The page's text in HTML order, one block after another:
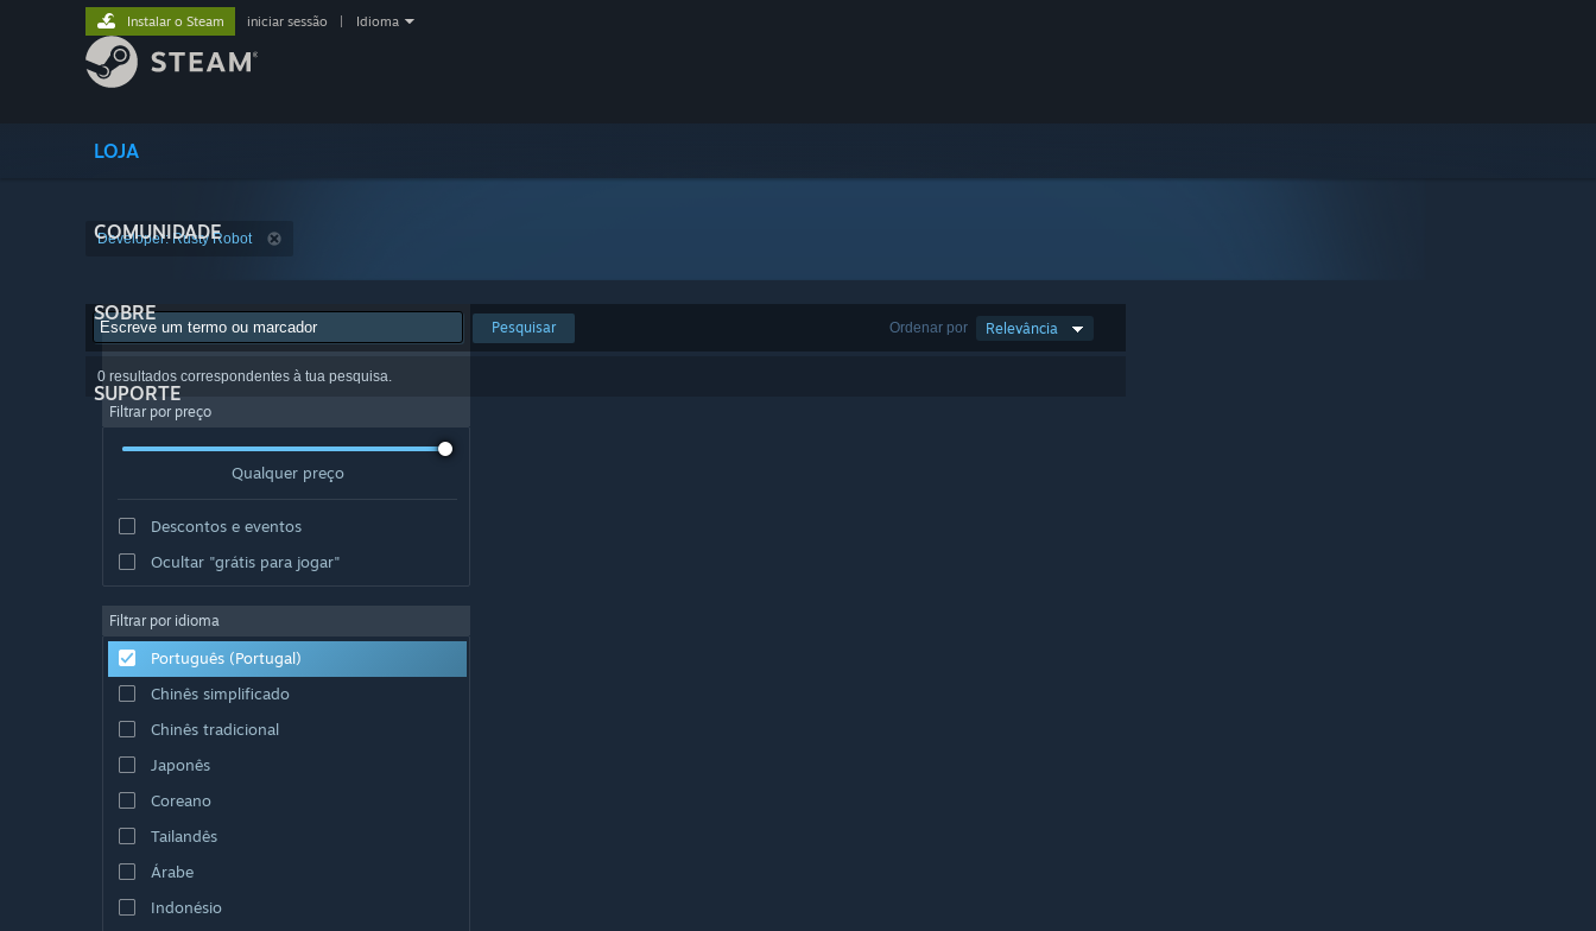
LOJA
COMUNIDADE
SOBRE
SUPORTE
Instalar o Steam iniciar sessão Idioma
Developer: Rusty Robot
Ordenar por Relevância
Pesquisar
0 resultados correspondentes à tua pesquisa.
Filtrar por preço
Qualquer preço
Descontos e eventos
Ocultar "grátis para jogar"
Filtrar por idioma
Português (Portugal)
Chinês simplificado
Chinês tradicional
Japonês
Coreano
Tailandês
Árabe
Indonésio